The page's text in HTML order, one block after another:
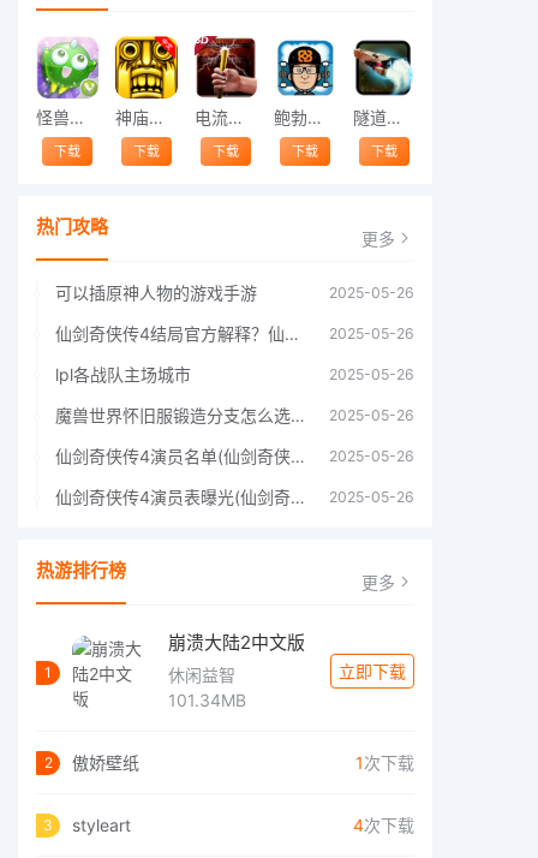
怪兽跳跃
下载
神庙逃亡中文版
下载
电流急急棒
下载
鲍勃的梦境
下载
隧道逃脱
下载
热门攻略 更多
可以插原神人物的游戏手游 2025-05-26
仙剑奇侠传4结局官方解释？仙剑四结局深度解析 2025-05-26
lpl各战队主场城市 2025-05-26
魔兽世界怀旧服锻造分支怎么选择60年代分支选择推荐 2025-05-26
仙剑奇侠传4演员名单(仙剑奇侠传4四大主角) 2025-05-26
仙剑奇侠传4演员表曝光(仙剑奇侠传4人物详细信息) 2025-05-26
热游排行榜 更多
1
崩溃大陆2中文版
休闲益智
101.34MB
立即下载
2 傲娇壁纸 1次下载
3 styleart 4次下载